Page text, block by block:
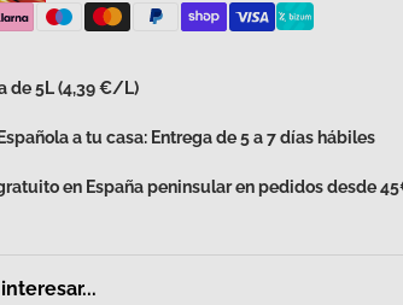
de 5L (4,39 €/L)
a tu casa: Entrega de 5 a 7 días hábiles
en España peninsular en pedidos desde